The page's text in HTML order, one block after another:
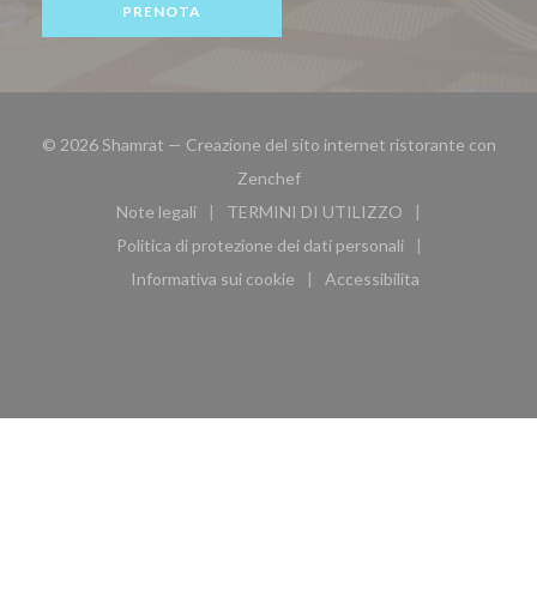
PRENOTA
© 2026 Shamrat — Creazione del sito internet ristorante con
Zenchef((apre una nuova finestra))
Note legali
((apre una nuova finestra))
TERMINI DI UTILIZZO
((apre una nuova finestra))
Politica di protezione dei dati personali
((apre una nuova finestra))
Informativa sui cookie
((apre una nuova finestra))
Accessibilita